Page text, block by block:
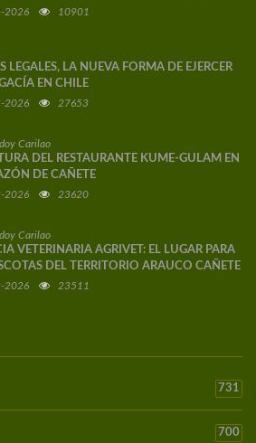
2026 10901
LEGALES, LA NUEVA FORMA DE EJERCER
EN CHILE
2026 27653
Carilao
DEL RESTAURANTE KUME-GULAM EN
DE CAÑETE
2026 23620
Carilao
VETERINARIA AGRIVET: EL LUGAR PARA
DEL TERRITORIO ARAUCO CAÑETE
2026 23511
731
700